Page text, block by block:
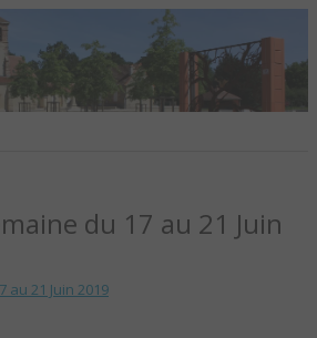
SUR-
– SITE
DE LA
du 17 au 21 Juin
au 21 Juin 2019